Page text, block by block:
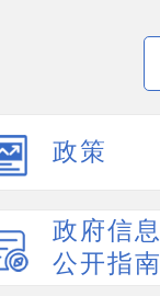
政策
政府信息
公开指南